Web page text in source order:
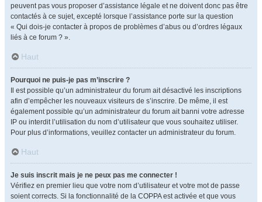
peuvent pas vous proposer d’assistance légale et ne doivent donc pas être
contactés à ce sujet, excepté lorsque l’assistance porte sur la question
« Qui dois-je contacter à propos de problèmes d’abus ou d’ordres légaux
liés à ce forum ? ».
Haut
Pourquoi ne puis-je pas m’inscrire ?
Il est possible qu’un administrateur du forum ait désactivé les inscriptions
afin d’empêcher les nouveaux visiteurs de s’inscrire. De même, il est
également possible qu’un administrateur du forum ait banni votre adresse
IP ou interdit l’utilisation du nom d’utilisateur que vous souhaitez utiliser.
Pour plus d’informations, veuillez contacter un administrateur du forum.
Haut
Je suis inscrit mais je ne peux pas me connecter !
Vérifiez en premier lieu que votre nom d’utilisateur et votre mot de passe
soient corrects. Si la fonctionnalité de la COPPA est activée et que vous